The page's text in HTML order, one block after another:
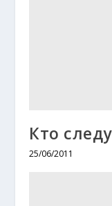
Кто
25/06/2011